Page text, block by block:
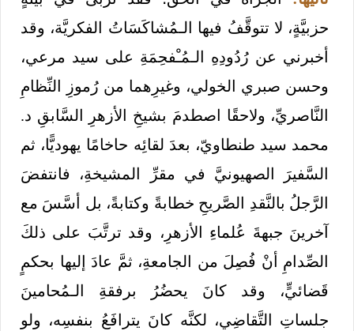
حزبيَّةٍ، لا تتوقَّفُ فيها الـمُشاكَسَاتُ الفكريَّة، وقد
أخبرني عن رُدُودِهِ الـمُـْفحِمَةِ على سيد مرعي،
وحسن صبري الخولي، وغيرِهما من رُموزِ النِّظامِ
النَّاصريِّ، ولاحقًا اصطدمَ بشيخِ الأزهرِ السَّابقِ د.
محمد سيد طنطاويّ، بعدَ لقائِه حاخامًا يهوديًّا، ثم
السَّفيرَ الصهيونيَّ في مقرِّ المشيخةِ، فانتفضَ
الرَّجلُ بالنَّقدِ الصَّريحِ خطابةً وكتابةً، بل أسَّسَ مع
آخرينَ جبهةَ عُلماءِ الأزهرِ، وقد ترتَّبَ على ذلكَ
الصِّدامِ أنْ فُصِلَ من الجامعةِ، ثمَّ عادَ إليها بحكمٍ
قَضائيٍّ، وقد كانَ يحضُرُ برفقةِ الـمُحامينَ
جلساتِ التَّقاضِي، لكنَّه كانَ يترافَعُ بنفسِه، ولو